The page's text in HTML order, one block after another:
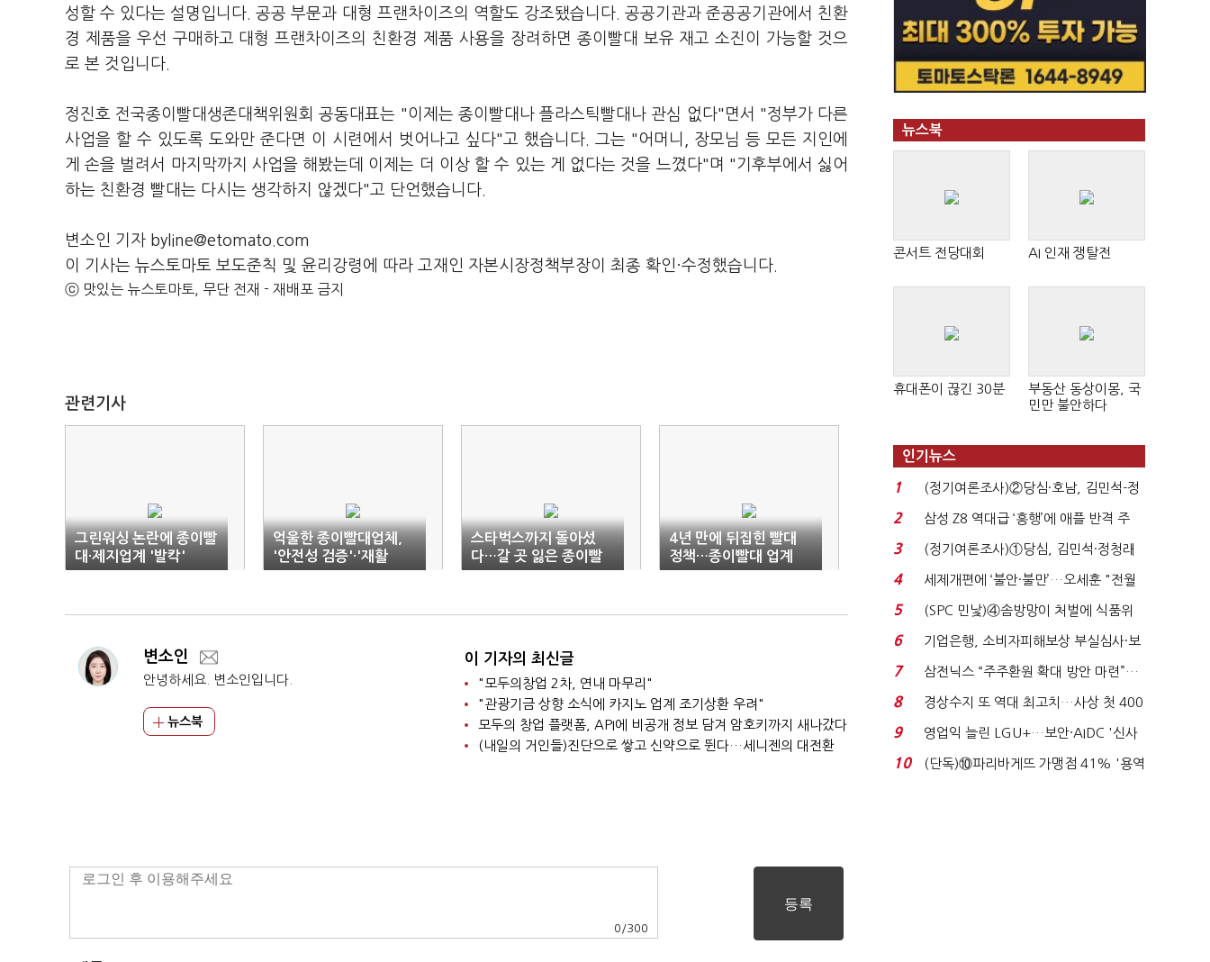
성할 수 있다는 설명입니다. 공공 부문과 대형 프랜차이즈의 역할도 강조됐습니다. 공공기관과 준공공기관에서 친환
경 제품을 우선 구매하고 대형 프랜차이즈의 친환경 제품 사용을 장려하면 종이빨대 보유 재고 소진이 가능할 것으
로 본 것입니다.
정진호 전국종이빨대생존대책위원회 공동대표는 "이제는 종이빨대나 플라스틱빨대나 관심 없다"면서 "정부가 다른
사업을 할 수 있도록 도와만 준다면 이 시련에서 벗어나고 싶다"고 했습니다. 그는 "어머니, 장모님 등 모든 지인에
게 손을 벌려서 마지막까지 사업을 해봤는데 이제는 더 이상 할 수 있는 게 없다는 것을 느꼈다"며 "기후부에서 싫어
하는 친환경 빨대는 다시는 생각하지 않겠다"고 단언했습니다.
변소인 기자 byline@etomato.com
이 기사는 뉴스토마토 보도준칙 및 윤리강령에 따라 고재인 자본시장정책부장이 최종 확인·수정했습니다.
ⓒ 맛있는 뉴스토마토, 무단 전재 - 재배포 금지
관련기사
그린워싱 논란에 종이빨
대·제지업계 '발칵'
억울한 종이빨대업체,
'안전성 검증'·'재활
용'에 직접 나선다
스타벅스까지 돌아섰
다…갈 곳 잃은 종이빨
대 업체
4년 만에 뒤집힌 빨대
정책…종이빨대 업계
'패닉'
변소인
안녕하세요. 변소인입니다.
뉴스북
이 기자의 최신글
"모두의창업 2차, 연내 마무리"
"관광기금 상향 소식에 카지노 업계 조기상환 우려"
모두의 창업 플랫폼, API에 비공개 정보 담겨 암호키까지 새나갔다
(내일의 거인들)진단으로 쌓고 신약으로 뛴다…세니젠의 대전환
0 /300
뉴스북
콘서트 전당대회 AI 인재 쟁탈전
휴대폰이 끊긴 30분
부동산 동상이몽, 국
민만 불안하다
인기뉴스
1
(정기여론조사)②당심·호남, 김민석-정
청래 '초접전'...
2
삼성 Z8 역대급 ‘흥행’에 애플 반격 주
목…9월 ‘폴...
3
(정기여론조사)①당심, 김민석·정청래
'초접전'…대통령 ...
4
세제개편에 ‘불안·불만’…오세훈 "전월
세 구하기 더 ...
5
(SPC 민낯)④솜방망이 처벌에 식품위
생법 위반 반복...
6
기업은행, 소비자피해보상 부실심사·보
이스피싱 공시 ...
7
삼전닉스 “주주환원 확대 방안 마련”…
로이터에 성명...
8
경상수지 또 역대 최고치…사상 첫 400
억달러에 '3% 성...
9
영업익 늘린 LGU+…보안·AIDC '신사
업 드라이브'...
10
(단독)⑩파리바게뜨 가맹점 41% '용역